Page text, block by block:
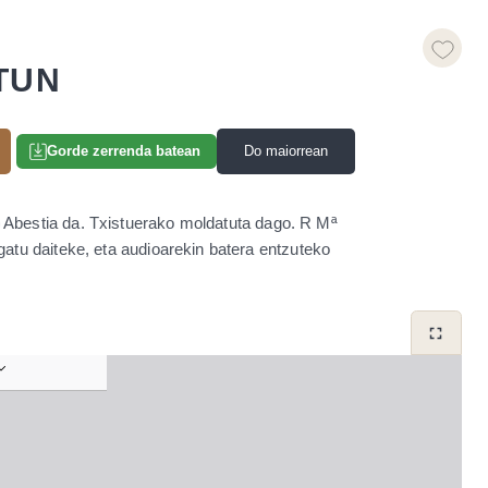
Gorde zerrenda batean Do maiorrean
da. Txistuerako moldatuta dago. R Mª
daiteke, eta audioarekin batera entzuteko